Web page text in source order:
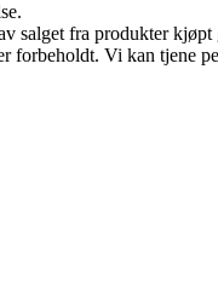
fra produkter
forbeholdt. Vi kan tjene